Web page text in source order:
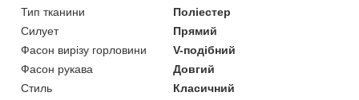
Тип тканини
Поліестер
Силует
Прямий
Фасон вирізу горловини
V-подібний
Фасон рукава
Довгий
Стиль
Класичний